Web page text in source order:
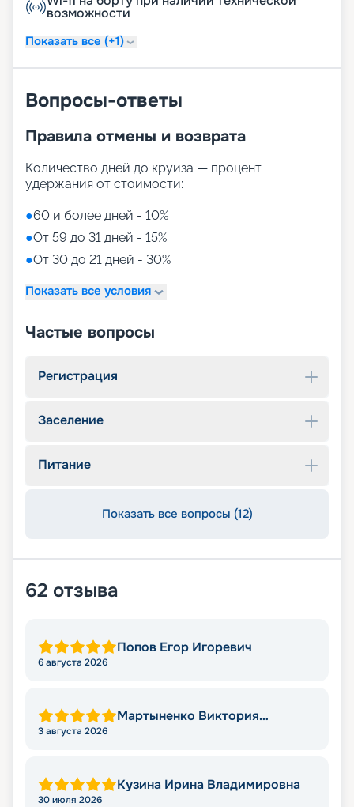
возможности
Показать все (+1)
Вопросы-ответы
Правила отмены и возврата
Количество дней до круиза — процент
удержания от стоимости:
●60 и более дней - 10%
●От 59 до 31 дней - 15%
●От 30 до 21 дней - 30%
Показать все условия
Частые вопросы
Регистрация
Заселение
Питание
Показать все вопросы (12)
62 отзыва
Попов Егор Игоревич
6 августа 2026
Мартыненко Виктория
Николаевна
3 августа 2026
Кузина Ирина Владимировна
30 июля 2026